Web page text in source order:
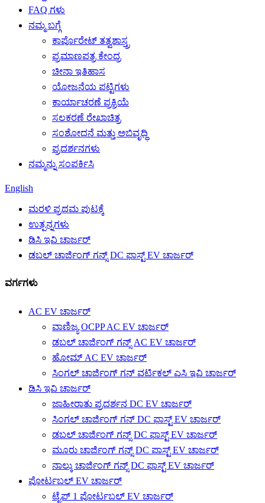
FAQ ಗಳು
ನಮ್ಮ ಬಗ್ಗೆ
ಕಾರ್ಪೊರೇಟ್ ತತ್ವಶಾಸ್ತ್ರ
ಪ್ರಮಾಣಪತ್ರ ಕೇಂದ್ರ
ಚೀನಾ ಇತಿಹಾಸ
ಯೋಜನೆಯ ಪಟ್ಟಿಗಳು
ಕಾರ್ಯಾಚರಣೆ ಪ್ರಕ್ರಿಯೆ
ಸಲಕರಣೆ ರೇಖಾಚಿತ್ರ
ಸಂಶೋಧನೆ ಮತ್ತು ಅಭಿವೃದ್ಧಿ
ಪ್ರದರ್ಶನಗಳು
ನಮ್ಮನ್ನು ಸಂಪರ್ಕಿಸಿ
English
ಮರಳಿ ಪ್ರಥಮ ಪುಟಕ್ಕೆ
ಉತ್ಪನ್ನಗಳು
ಡಿಸಿ ಇವಿ ಚಾರ್ಜರ್
ಡಬಲ್ ಚಾರ್ಜಿಂಗ್ ಗನ್ಸ್ DC ಫಾಸ್ಟ್ EV ಚಾರ್ಜರ್
ವರ್ಗಗಳು
AC EV ಚಾರ್ಜರ್
ವಾಣಿಜ್ಯ OCPP AC EV ಚಾರ್ಜರ್
ಡಬಲ್ ಚಾರ್ಜಿಂಗ್ ಗನ್ಸ್ AC EV ಚಾರ್ಜರ್
ಹೋಮ್ AC EV ಚಾರ್ಜರ್
ಸಿಂಗಲ್ ಚಾರ್ಜಿಂಗ್ ಗನ್ ವರ್ಟಿಕಲ್ ಎಸಿ ಇವಿ ಚಾರ್ಜರ್
ಡಿಸಿ ಇವಿ ಚಾರ್ಜರ್
ಜಾಹೀರಾತು ಪ್ರದರ್ಶನ DC EV ಚಾರ್ಜರ್
ಸಿಂಗಲ್ ಚಾರ್ಜಿಂಗ್ ಗನ್ DC ಫಾಸ್ಟ್ EV ಚಾರ್ಜರ್
ಡಬಲ್ ಚಾರ್ಜಿಂಗ್ ಗನ್ಸ್ DC ಫಾಸ್ಟ್ EV ಚಾರ್ಜರ್
ಮೂರು ಚಾರ್ಜಿಂಗ್ ಗನ್ಸ್ DC ಫಾಸ್ಟ್ EV ಚಾರ್ಜರ್
ನಾಲ್ಕು ಚಾರ್ಜಿಂಗ್ ಗನ್ಸ್ DC ಫಾಸ್ಟ್ EV ಚಾರ್ಜರ್
ಪೋರ್ಟಬಲ್ EV ಚಾರ್ಜರ್
ಟೈಪ್ 1 ಪೋರ್ಟಬಲ್ EV ಚಾರ್ಜರ್